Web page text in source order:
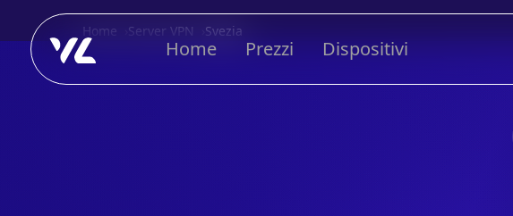
Home Prezzi Dispositivi
Home Server VPN Svezia